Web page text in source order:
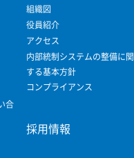
合
組織図
役員紹介
アクセス
内部統制システムの整備に関
する基本方針
コンプライアンス
採用情報